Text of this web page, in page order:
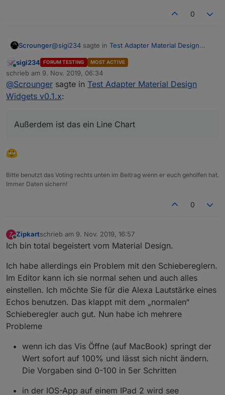
0
Scrounger@sigi234 sagte in Test Adapter Material Design
Gibt es dazu schon was Neues?
Nein dauert auch sicher noch nen bissle, da ich
Übrigens Bar Charts History geht nicht da
Online
sigi234 FORUM TESTING MOST ACTIVE
schrieb am 9. Nov. 2019, 06:34
zuletzt editiert von
@Scrounger sagte in Test Adapter Material Design
Widgets v0.1.x:
Außerdem ist das ein Line Chart
Bitte benutzt das Voting rechts unten im Beitrag wenn er euch geholfen hat.
Immer Daten sichern!
0
Z
Offline
Zipkartschrieb am 9. Nov. 2019, 16:57
zuletzt editiert von
Ich bin total begeistert vom Material Design.
Ich habe allerdings ein Problem mit den Schiebereglern.
Im Editor kann ich sie normal sehen und auch alles
einstellen. Ich möchte Sie für die Alexa Lautstärke eines
Echos benutzen. Das klappt mit dem „normalen“
Schieberegler auch gut. Nun habe ich mehrere
Probleme
wenn ich das Vis Öffne (auf MacBook) springt der
Wert sofort auf 100% und lässt sich nicht ändern.
Die Vorgaben sind 0-100 in 5er Schritten
in der IOS-App auf einem IPad 2 wird see